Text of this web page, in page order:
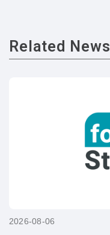
Related News
2026-08-06